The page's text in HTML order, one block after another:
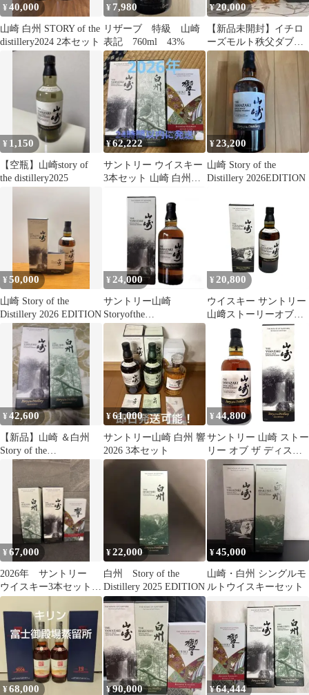
¥40,000
山崎 白州 STORY of the
distillery2024 2本セット
¥ 7,980
リザーブ 特級 山崎
表記 760ml 43%
¥20,000
【新品未開封】イチロ
ーズモルト秩父ダブル
ディスティラリーズ 2
本セット
¥ 1,150
【空瓶】山崎story of
the distillery2025
¥62,222
サントリー ウイスキー
3本セット 山崎 白州
¥23,200
山崎 Story of the
Distillery 2026EDITION
¥50,000
山崎 Story of the
Distillery 2026 EDITION
¥ 24,000
サントリー山崎
Storyofthe
Distillery2026EDITION
¥ 20,800
ウイスキー サントリー
山﨑ストーリーオブザ
ディスティラリー
2024/700ml/40%
¥42,600
【新品】山崎 ＆白州
Story of the
Distillery2026
¥61,000
サントリー山崎 白州 響
2026 3本セット
¥ 44,800
サントリー 山崎 ストー
リー オブ ザ ディステ
ィラリー 2026 シングル
モルト ウイスキー 43度
箱付 700ml
^YASTYDJG^
¥67,000
2026年 サントリー
ウイスキー3本セット
白州 山崎 響
¥22,000
白州 Story of the
Distillery 2025 EDITION
¥45,000
山崎・白州 シングルモ
ルトウイスキーセット
¥68,000 ¥90,000 ¥64,444